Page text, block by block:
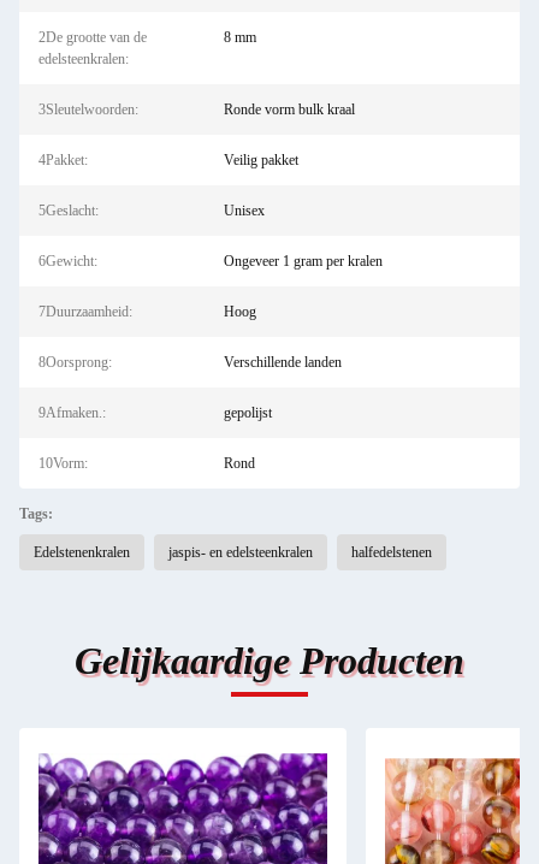
2De grootte van de
edelsteenkralen:
8 mm
3Sleutelwoorden: Ronde vorm bulk kraal
4Pakket: Veilig pakket
5Geslacht: Unisex
6Gewicht: Ongeveer 1 gram per kralen
7Duurzaamheid: Hoog
8Oorsprong: Verschillende landen
9Afmaken.: gepolijst
10Vorm: Rond
Tags:
Edelstenenkralen jaspis- en edelsteenkralen halfedelstenen
Gelijkaardige Producten